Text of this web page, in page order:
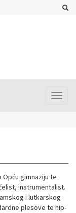
Opću gimnaziju te
instrumentalist.
i lutkarskog
plesove te hip-